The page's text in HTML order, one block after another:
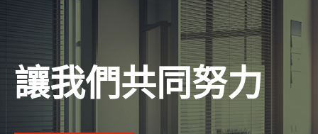
讓我們共同努力